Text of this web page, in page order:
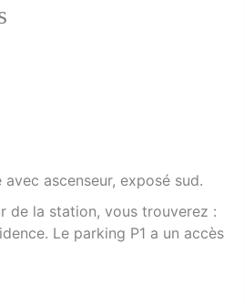
ascenseur, exposé sud.
de la station, vous trouverez :
Le parking P1 a un accès